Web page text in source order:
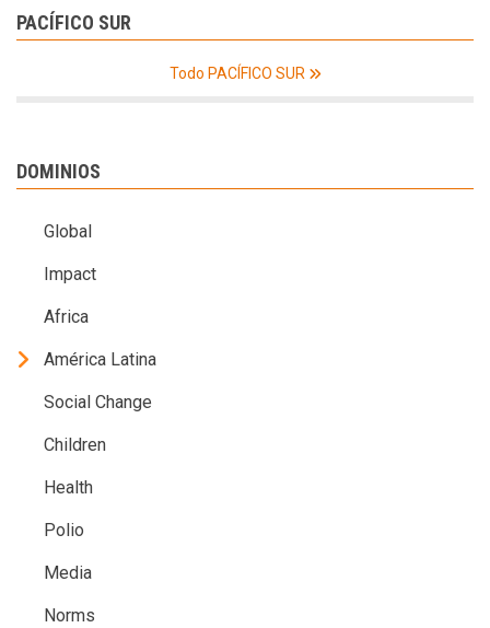
PACÍFICO SUR
Todo PACÍFICO SUR
DOMINIOS
Global
Impact
Africa
América Latina
Social Change
Children
Health
Polio
Media
Norms